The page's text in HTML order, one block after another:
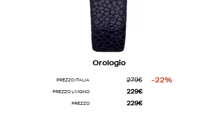
Orologio
PREZZO ITALIA 279€ -22%
PREZZO LIVIGNO 229€
PREZZO 229€